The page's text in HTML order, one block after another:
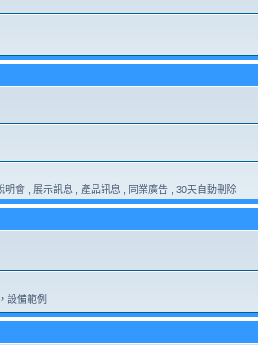
明會 , 展示訊息 , 產品訊息 , 同業廣告 , 30天自動刪除
設備範例